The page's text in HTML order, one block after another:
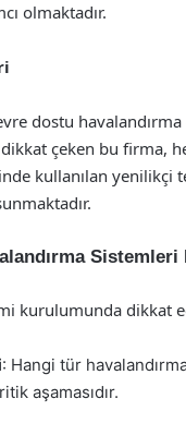
olmaktadır.
dostu
çeken bu firma,
kullanılan yenilikçi
kurulumunda dikkat
: Hangi tür
aşamasıdır.